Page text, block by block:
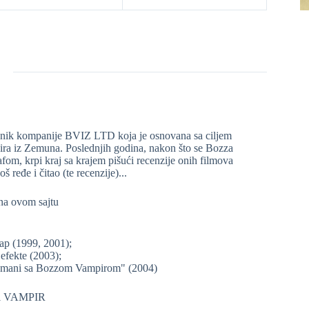
kompanije BVIZ LTD koja je osnovana sa ciljem
iz Zemuna. Poslednjih godina, nakon što se Bozza
krpi kraj sa krajem pišući recenzije onih filmova
ređe i čitao (te recenzije)...
ovom sajtu
(1999, 2001);
(2003);
sa Bozzom Vampirom" (2004)
VAMPIR